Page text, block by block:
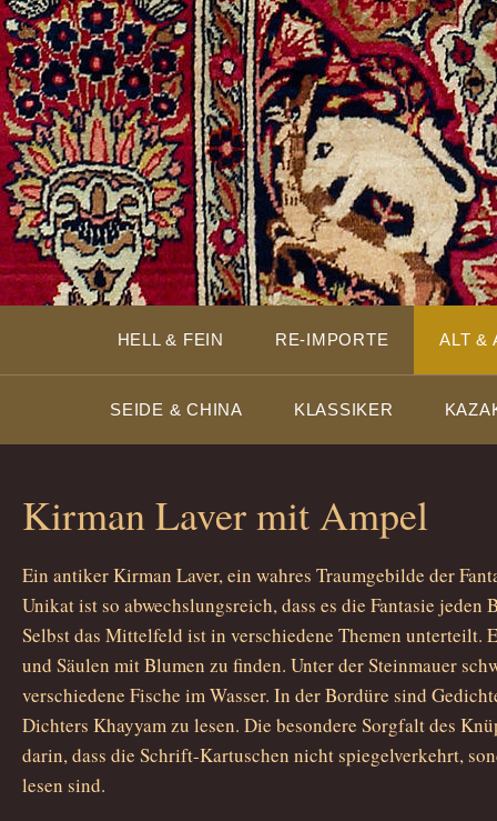
HELL & FEIN RE-IMPORTE ALT &
SEIDE & CHINA KLASSIKER
Kirman Laver mit Ampel
Ein antiker Kirman Laver, ein wahres Traumgebilde der
Unikat ist so abwechslungsreich, dass es die Fantasie jeden
Selbst das Mittelfeld ist in verschiedene Themen unterteilt.
und Säulen mit Blumen zu finden. Unter der Steinmauer
verschiedene Fische im Wasser. In der Bordüre sind
Dichters Khayyam zu lesen. Die besondere Sorgfalt des
darin, dass die Schrift-Kartuschen nicht spiegelverkehrt,
lesen sind.